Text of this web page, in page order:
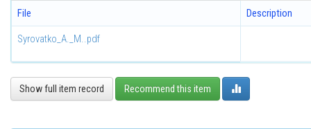
File Description
Syrovatko_A._M..pdf
Show full item record Recommend this item